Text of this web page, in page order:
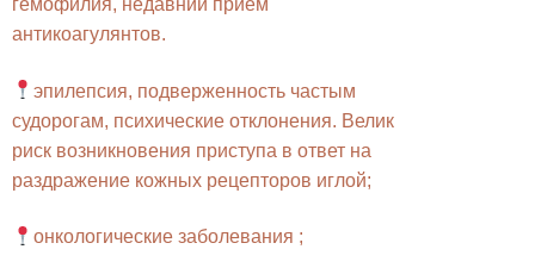
гемофилия, недавний прием
антикоагулянтов.
эпилепсия, подверженность частым
судорогам, психические отклонения. Велик
риск возникновения приступа в ответ на
раздражение кожных рецепторов иглой;
онкологические заболевания ;